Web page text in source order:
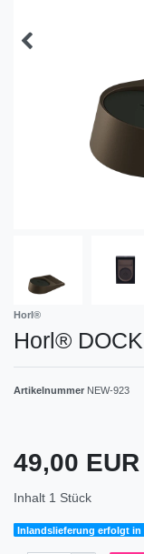
Horl®
Horl®
Artikelnummer NEW-923
49,00 EUR
Inhalt 1 Stück
Inlandslieferung erfolgt in